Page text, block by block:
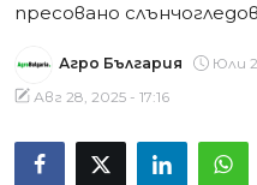
Съвети
пресовано
Агро България
Юли
Авг 28, 2025 - 17:16